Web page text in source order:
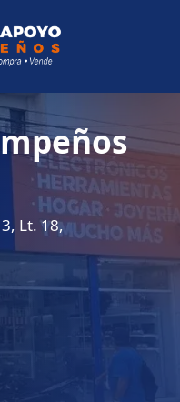
Lt. 18,